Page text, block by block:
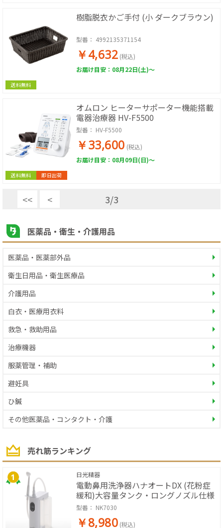
送料無料
樹脂脱衣かご手付 (小 ダークブラウン)
型番： 4992135371154
￥4,632 (税込)
お届け目安：08月22日(土)～
送料無料 即日出荷
オムロン ヒーターサポーター機能搭載
電器治療器 HV-F5500
型番： HV-F5500
￥33,600 (税込)
お届け目安：08月09日(日)～
<< < 3/3
医薬品・衛生・介護用品
医薬品・医薬部外品
衛生日用品・衛生医療品
介護用品
白衣・医療用衣料
救急・救助用品
治療機器
服薬管理・補助
避妊具
ひ鍼
その他医薬品・コンタクト・介護
売れ筋ランキング
日光精器
電動鼻用洗浄器ハナオートDX (花粉症
緩和)大容量タンク・ロングノズル仕様
型番： NK7030
￥8,980 (税込)